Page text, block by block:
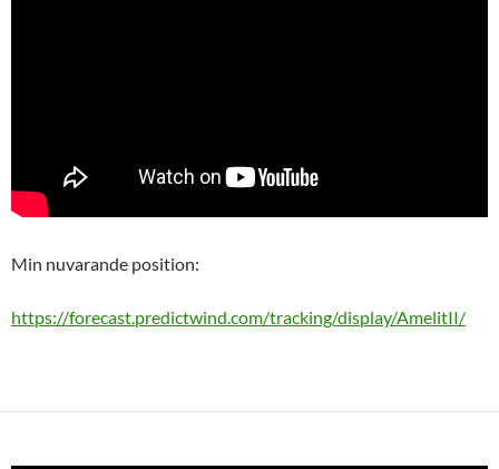
Min nuvarande position:
https://forecast.predictwind.com/tracking/display/AmelitII/